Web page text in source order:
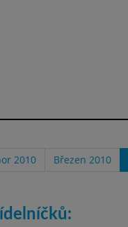
2010 Březen 2010